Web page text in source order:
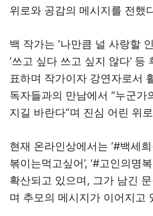
위로와 공감의 메시지를 전했
백 작가는 ‘나만큼 널 사랑할
‘쓰고 싶다 쓰고 싶지 않다’
표하며 작가이자 강연자로서
독자들과의 만남에서 “누군가
지길 바란다”며 진심 어린 위
현재 온라인상에서는 ‘#백세희
볶이는먹고싶어’, ‘#고인의명
확산되고 있으며, 그가 남긴
며 추모의 메시지가 이어지고